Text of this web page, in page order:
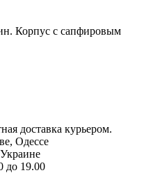
Корпус с сапфировым
доставка курьером.
Одессе
до 19.00